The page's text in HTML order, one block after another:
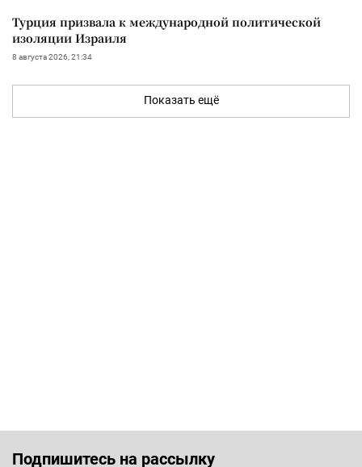
Турция призвала к международной политической
изоляции Израиля
8 августа 2026, 21:34
Показать ещё
Подпишитесь на рассылку